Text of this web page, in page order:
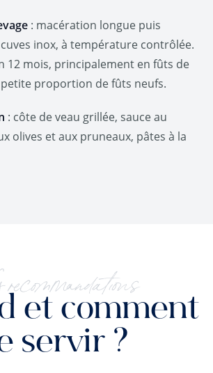
: macération longue puis
inox, à température contrôlée.
12 mois, principalement en fûts de
proportion de fûts neufs.
: côte de veau grillée, sauce au
olives et aux pruneaux, pâtes à la
recommandations
et comment
servir ?